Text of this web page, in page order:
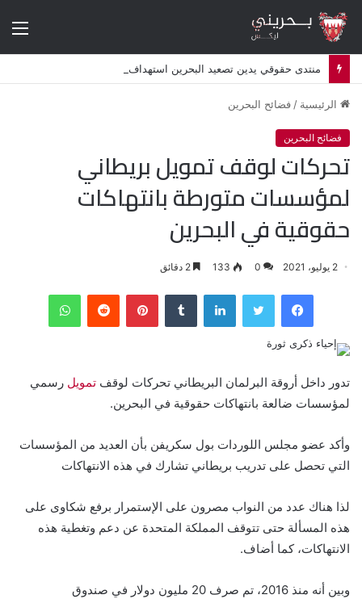
الرئيسية / فضائح البحرين
فضائح البحرين
تحركات لوقف تمويل بريطاني
لمؤسسات متورطة بانتهاكات
حقوقية في البحرين
2 يوليو، 2021 0
133
فيسبوك لينكدإن بينتيريست
تدور داخل أروقة البرلمان البريطاني تحركات لوقف تمويل رسمي
لمؤسسات ضالعة بانتهاكات حقوقية في البحرين.
وأكد عضو مجلس اللوردات بول سكريفن بأن العديد من المؤسسات
التي تحصل على تدريب بريطاني تشارك في هذه الانتهاكات
لذا هناك عدد من النواب مصرون على الإستمرار برفع شكاوى على
هذه المسألة حتى تتوقف المملكة المتحدة عن دعم وتغطية هذه
الانتهاكات، كما أضاف.
وبين أنه منذ 2016، تم صرف 20 مليون دولار في صندوق